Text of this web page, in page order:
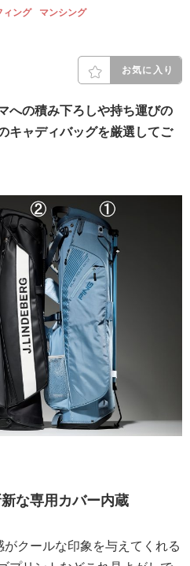
ィング マンシング
お気に入り
への積み下ろしや持ち運びの
キャディバッグを厳選してご
な専用カバー内蔵
クールな印象を与えてくれる